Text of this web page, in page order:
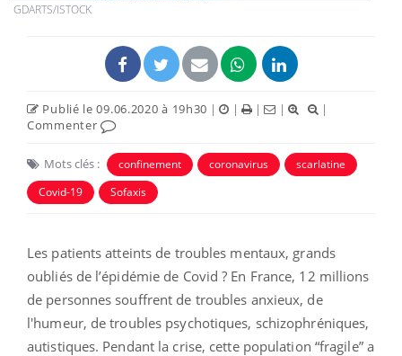
GDARTS/ISTOCK
Publié le 09.06.2020 à 19h30 | | | |
|
Commenter
Mots clés : confinement coronavirus
scarlatine
Covid-19
Sofaxis
Les patients atteints de troubles mentaux, grands
oubliés de l’épidémie de Covid ? En France, 12 millions
de personnes souffrent de troubles anxieux, de
l'humeur, de troubles psychotiques, schizophréniques,
autistiques. Pendant la crise, cette population “fragile” a